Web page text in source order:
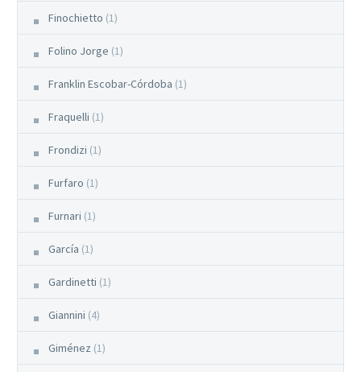
Finochietto (1)
Folino Jorge (1)
Franklin Escobar-Córdoba (1)
Fraquelli (1)
Frondizi (1)
Furfaro (1)
Furnari (1)
García (1)
Gardinetti (1)
Giannini (4)
Giménez (1)